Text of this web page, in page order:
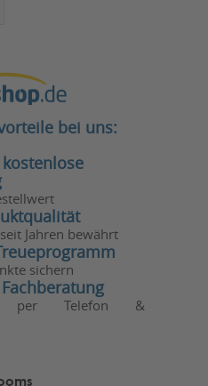
bei uns:
Jahren bewährt
sichern
per Telefon &